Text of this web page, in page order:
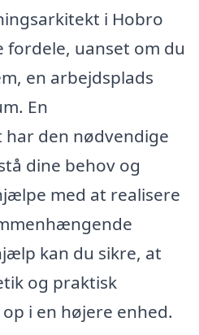
i Hobro
fordele, uanset om du
en arbejdsplads
En
den nødvendige
dine behov og
med at realisere
kan du sikre, at
og praktisk
i en højere enhed.